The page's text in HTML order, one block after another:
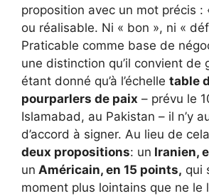
proposition avec un mot précis :
ou réalisable. Ni « bon », ni «
Praticable comme base de
une distinction qu’il convient de
étant donné qu’à l’échelle table
pourparlers de paix – prévu le
Islamabad, au Pakistan – il n’y
d’accord à signer. Au lieu de
deux propositions: un Iranien,
un Américain, en 15 points, qui
moment plus lointains que ne le